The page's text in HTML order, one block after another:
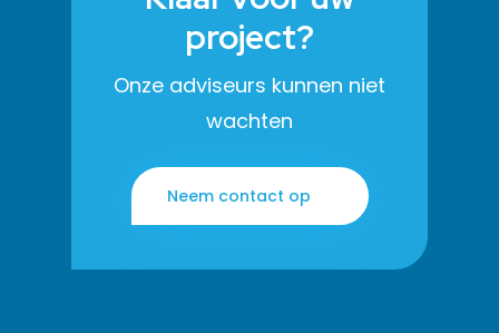
project?
Onze adviseurs kunnen niet
wachten
Neem contact op